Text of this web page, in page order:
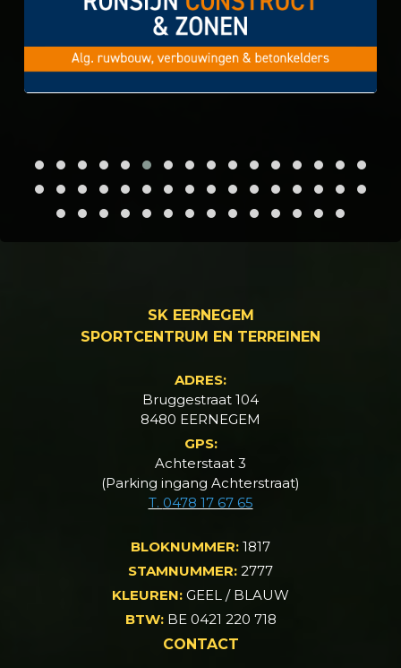
SK EERNEGEM
SPORTCENTRUM EN TERREINEN
ADRES:
Bruggestraat 104
8480 EERNEGEM
GPS:
Achterstaat 3
(Parking ingang Achterstraat)
T. 0478 17 67 65
BLOKNUMMER: 1817
STAMNUMMER: 2777
KLEUREN: GEEL / BLAUW
BTW:BE 0421 220 718
CONTACT